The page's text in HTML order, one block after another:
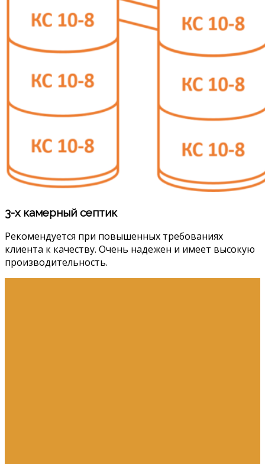
3-х камерный септик
Рекомендуется при повышенных требованиях
клиента к качеству. Очень надежен и имеет высокую
производительность.